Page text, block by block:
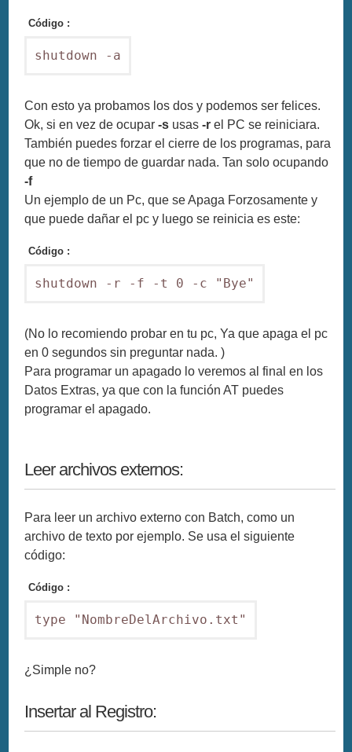
Código :
shutdown -a
Con esto ya probamos los dos y podemos ser felices.
Ok, si en vez de ocupar -s usas -r el PC se reiniciara.
También puedes forzar el cierre de los programas, para
que no de tiempo de guardar nada. Tan solo ocupando
-f
Un ejemplo de un Pc, que se Apaga Forzosamente y
que puede dañar el pc y luego se reinicia es este:
Código :
shutdown -r -f -t 0 -c "Bye"
(No lo recomiendo probar en tu pc, Ya que apaga el pc
en 0 segundos sin preguntar nada. )
Para programar un apagado lo veremos al final en los
Datos Extras, ya que con la función AT puedes
programar el apagado.
Leer archivos externos:
Para leer un archivo externo con Batch, como un
archivo de texto por ejemplo. Se usa el siguiente
código:
Código :
type "NombreDelArchivo.txt"
¿Simple no?
Insertar al Registro: